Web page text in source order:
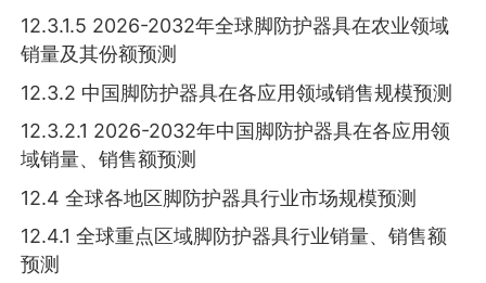
12.3.1.5 2026-2032年全球脚防护器具在农业领域
销量及其份额预测
12.3.2 中国脚防护器具在各应用领域销售规模预测
12.3.2.1 2026-2032年中国脚防护器具在各应用领
域销量、销售额预测
12.4 全球各地区脚防护器具行业市场规模预测
12.4.1 全球重点区域脚防护器具行业销量、销售额
预测